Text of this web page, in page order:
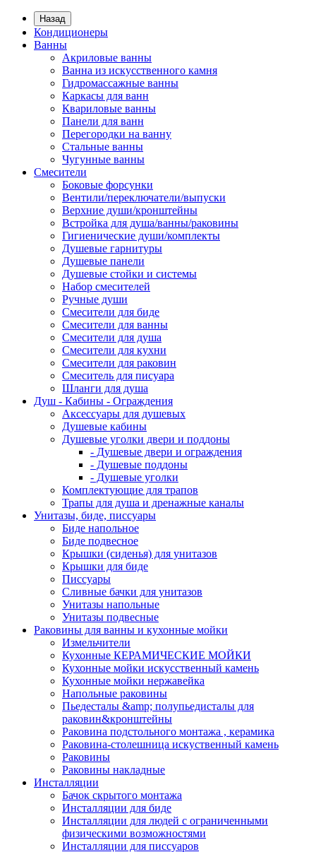
Назад
Кондиционеры
Ванны
Акриловые ванны
Ванна из искусственного камня
Гидромассажные ванны
Каркасы для ванн
Квариловые ванны
Панели для ванн
Перегородки на ванну
Стальные ванны
Чугунные ванны
Смесители
Боковые форсунки
Вентили/переключатели/выпуски
Верхние души/кронштейны
Встройка для душа/ванны/раковины
Гигиенические души/комплекты
Душевые гарнитуры
Душевые панели
Душевые стойки и системы
Набор смесителей
Ручные души
Смесители для биде
Смесители для ванны
Смесители для душа
Смесители для кухни
Смесители для раковин
Смеситель для писуара
Шланги для душа
Душ - Кабины - Ограждения
Аксессуары для душевых
Душевые кабины
Душевые уголки двери и поддоны
- Душевые двери и ограждения
- Душевые поддоны
- Душевые уголки
Комплектующие для трапов
Трапы для душа и дренажные каналы
Унитазы, биде, писсуары
Биде напольное
Биде подвесное
Крышки (сиденья) для унитазов
Крышки для биде
Писсуары
Сливные бачки для унитазов
Унитазы напольные
Унитазы подвесные
Раковины для ванны и кухонные мойки
Измельчители
Кухонные КЕРАМИЧЕСКИЕ МОЙКИ
Кухонные мойки искусственный камень
Кухонные мойки нержавейка
Напольные раковины
Пьедесталы &amp; полупьедисталы для
раковин&кронштейны
Раковина подстольного монтажа , керамика
Раковина-столешница искуственный камень
Раковины
Раковины накладные
Инсталляции
Бачок скрытого монтажа
Инсталляции для биде
Инсталляции для людей с ограниченными
физическими возможностями
Инсталляции для писсуаров